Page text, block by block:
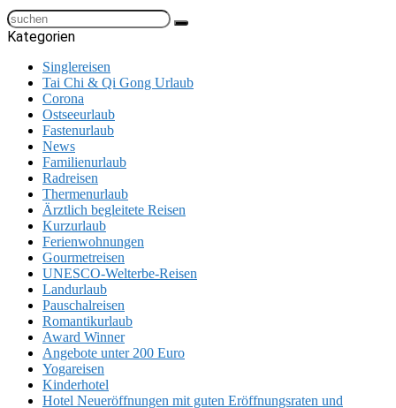
Kategorien
Singlereisen
Tai Chi & Qi Gong Urlaub
Corona
Ostseeurlaub
Fastenurlaub
News
Familienurlaub
Radreisen
Thermenurlaub
Ärztlich begleitete Reisen
Kurzurlaub
Ferienwohnungen
Gourmetreisen
UNESCO-Welterbe-Reisen
Landurlaub
Pauschalreisen
Romantikurlaub
Award Winner
Angebote unter 200 Euro
Yogareisen
Kinderhotel
Hotel Neueröffnungen mit guten Eröffnungsraten und